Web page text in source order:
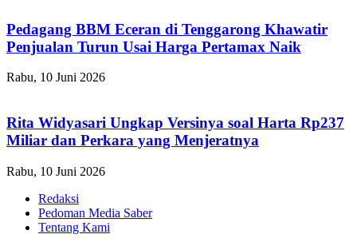
Pedagang BBM Eceran di Tenggarong Khawatir
Penjualan Turun Usai Harga Pertamax Naik
Rabu, 10 Juni 2026
Rita Widyasari Ungkap Versinya soal Harta Rp237
Miliar dan Perkara yang Menjeratnya
Rabu, 10 Juni 2026
Redaksi
Pedoman Media Saber
Tentang Kami